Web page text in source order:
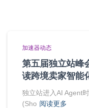
加速器动态
第五届独立站峰
读跨境卖家智能
独立站进入AI Agent
(Sho 阅读更多